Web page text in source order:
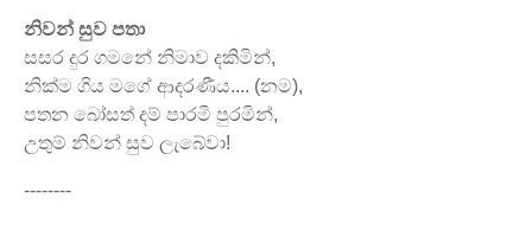
නිවන් සුව පතා
සසර දුර ගමනේ නිමාව දකිමින්,
නික්ම ගිය මගේ ආදරණීය.... (නම),
පතන බෝසත් දම් පාරමී පුරමින්,
උතුම් නිවන් සුව ලැබේවා!
--------